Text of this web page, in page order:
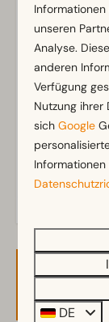
Badezimmer
Separate
Begehbare
Dusche
Toiletten
Terrasse
Garten
Küche
unseren
Analyse.
anderen
Verfügung
Nutzung ihrer
sichGoogle
DE